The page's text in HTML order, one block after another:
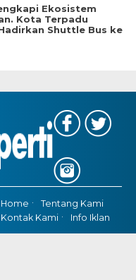
Ekosistem
Kota Terpadu
Shuttle Bus ke
Home
Tentang Kami
Kontak Kami
Info Iklan